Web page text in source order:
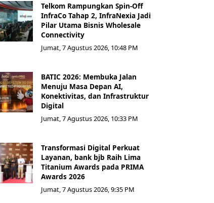
Telkom Rampungkan Spin-Off
InfraCo Tahap 2, InfraNexia Jadi
Pilar Utama Bisnis Wholesale
Connectivity
Jumat, 7 Agustus 2026, 10:48 PM
BATIC 2026: Membuka Jalan
Menuju Masa Depan AI,
Konektivitas, dan Infrastruktur
Digital
Jumat, 7 Agustus 2026, 10:33 PM
Transformasi Digital Perkuat
Layanan, bank bjb Raih Lima
Titanium Awards pada PRIMA
Awards 2026
Jumat, 7 Agustus 2026, 9:35 PM